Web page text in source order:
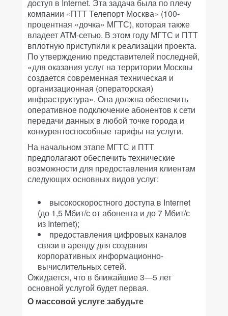
доступ в Internet. Эта задача была по плечу
компании «ПТТ Телепорт Москва» (100-
процентная «дочка» МГТС), которая также
владеет ATM-сетью. В этом году МГТС и ПТТ
вплотную приступили к реализации проекта.
По утверждению представителей последней,
«для оказания услуг на территории Москвы
создается современная техническая и
организационная (операторская)
инфраструктура». Она должна обеспечить
оперативное подключение абонентов к сети
передачи данных в любой точке города и
конкурентоспособные тарифы на услуги.
На начальном этапе МГТС и ПТТ
предполагают обеспечить технические
возможности для предоставления клиентам
следующих основных видов услуг:
высокоскоростного доступа в Internet
(до 1,5 Мбит/с от абонента и до 7 Мбит/с
из Internet);
предоставления цифровых каналов
связи в аренду для создания
корпоративных информационно-
вычислительных сетей.
Ожидается, что в ближайшие 3—5 лет
основной услугой будет первая.
О массовой услуге забудьте